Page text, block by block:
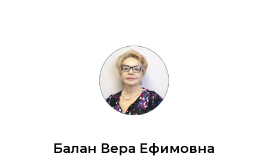
Балан Вера Ефимовна